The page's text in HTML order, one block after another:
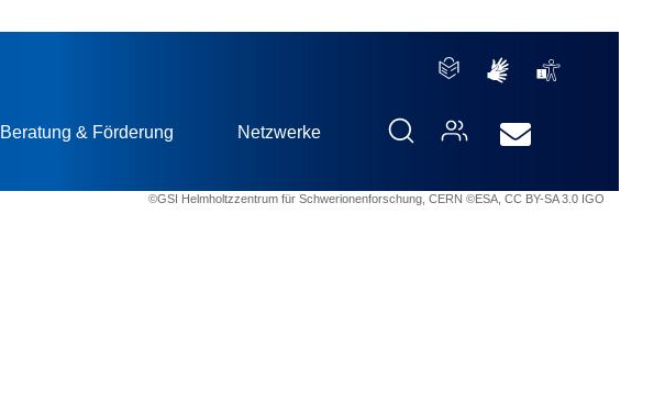
Beratung & Förderung Netzwerke
©GSI Helmholtzzentrum für Schwerionenforschung, CERN ©ESA, CC BY-SA 3.0 IGO